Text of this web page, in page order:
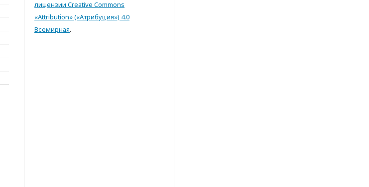
лицензии Creative Commons
«Attribution» («Атрибуция») 4.0
Всемирная.